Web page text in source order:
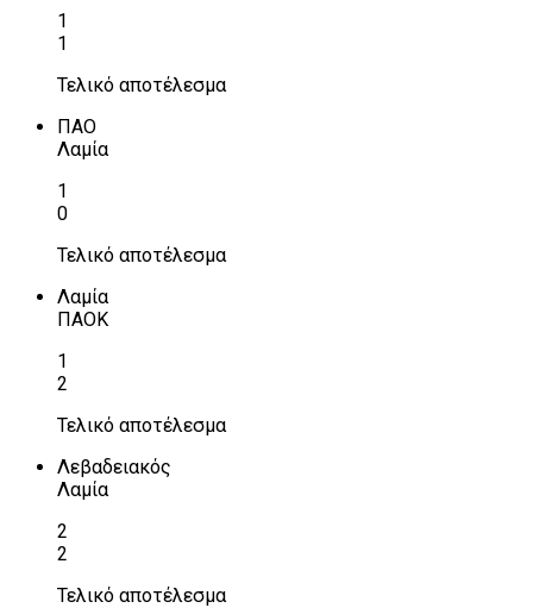
1
1
Τελικό αποτέλεσμα
ΠΑΟ
Λαμία
1
0
Τελικό αποτέλεσμα
Λαμία
ΠΑΟΚ
1
2
Τελικό αποτέλεσμα
Λεβαδειακός
Λαμία
2
2
Τελικό αποτέλεσμα